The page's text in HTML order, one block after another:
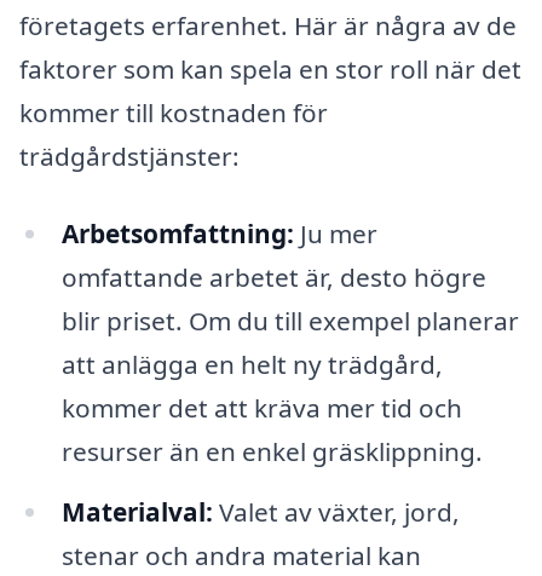
företagets erfarenhet. Här är några av de
faktorer som kan spela en stor roll när det
kommer till kostnaden för
trädgårdstjänster:
Arbetsomfattning: Ju mer
omfattande arbetet är, desto högre
blir priset. Om du till exempel planerar
att anlägga en helt ny trädgård,
kommer det att kräva mer tid och
resurser än en enkel gräsklippning.
Materialval: Valet av växter, jord,
stenar och andra material kan